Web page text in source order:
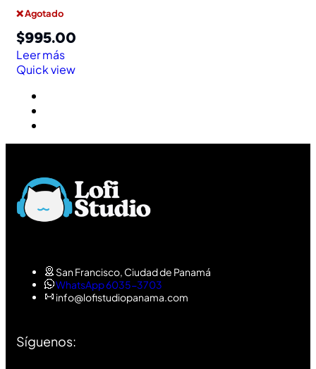
❌ Agotado
$995.00
Leer más
Quick view
San Francisco, Ciudad de Panamá
WhatsApp 6035-3703
info@lofistudiopanama.com
Síguenos: